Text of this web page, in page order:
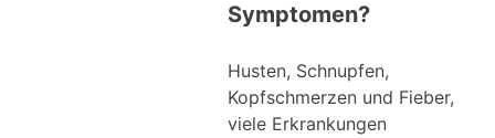
Symptomen?
Husten, Schnupfen,
Kopfschmerzen und Fieber,
viele Erkrankungen